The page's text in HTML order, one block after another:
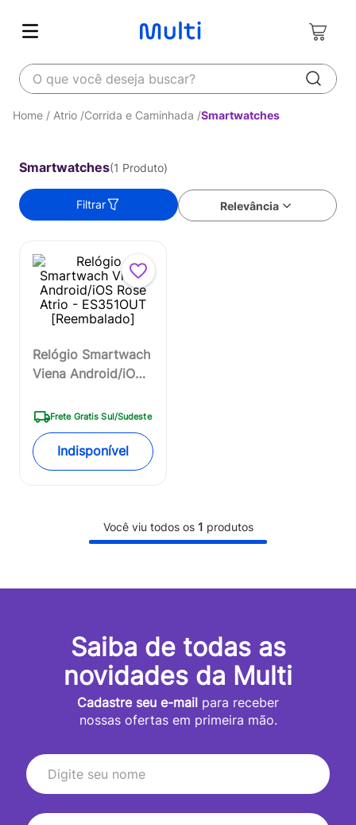
O que você deseja buscar?
Atrio Corrida e Caminhada Smartwatches
Smartwatches 1 Produto
Relevância
Filtrar
Relógio Smartwach
Viena Android/iOS
ES351OUT
[Reembalado]
Frete Gratis Sul/Sudeste
Indisponível
Você viu todos os 1 produtos
Saiba de todas as
novidades da Multi
Cadastre seu e-mail para receber
nossas ofertas em primeira mão.